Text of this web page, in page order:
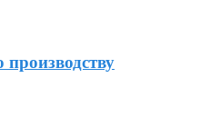
производству